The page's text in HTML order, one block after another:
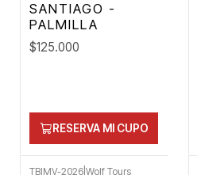
SANTIAGO -
PALMILLA
$125.000
RESERVA MI CUPO
TBIMV-2026 Wolf Tours